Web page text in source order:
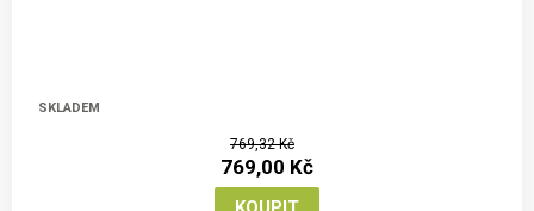
SKLADEM
769,32 Kč
769,00 Kč